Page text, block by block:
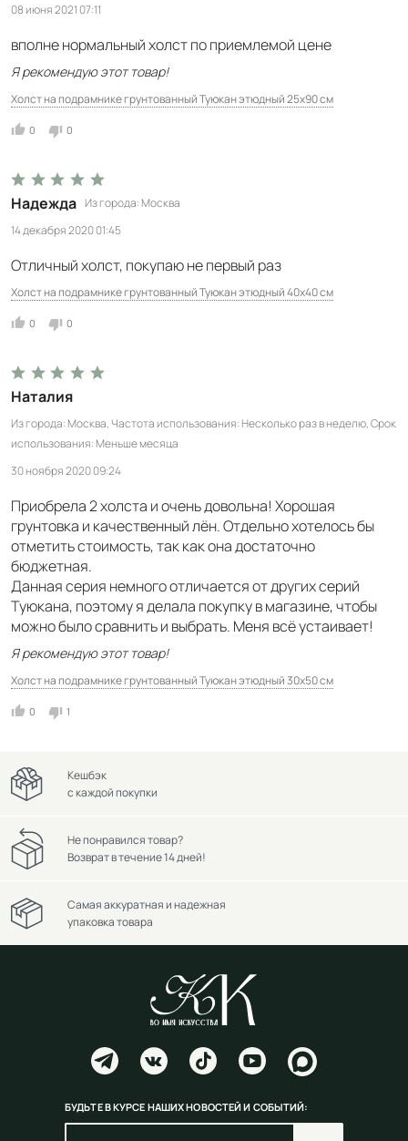
08 июня 2021 07:11
вполне нормальный холст по приемлемой цене
Я рекомендую этот товар!
Холст на подрамнике грунтованный Туюкан этюдный 25x90 см
0 0
Надежда Из города Москва
14 декабря 2020 01:45
Отличный холст, покупаю не первый раз
Холст на подрамнике грунтованный Туюкан этюдный 40x40 см
0 0
Наталия
Из города Москва Частота использования Несколько раз в неделю Срок
использования Меньше месяца
30 ноября 2020 09:24
Приобрела 2 холста и очень довольна! Хорошая
грунтовка и качественный лён. Отдельно хотелось бы
отметить стоимость, так как она достаточно
бюджетная.
Данная серия немного отличается от других серий
Туюкана, поэтому я делала покупку в магазине, чтобы
можно было сравнить и выбрать. Меня всё устаивает!
Я рекомендую этот товар!
Холст на подрамнике грунтованный Туюкан этюдный 30x50 см
0 1
Кешбэк
с каждой покупки
Не понравился товар?
Возврат в течение 14 дней!
Самая аккуратная и надежная
упаковка товара
БУДЬТЕ В КУРСЕ НАШИХ НОВОСТЕЙ И СОБЫТИЙ: